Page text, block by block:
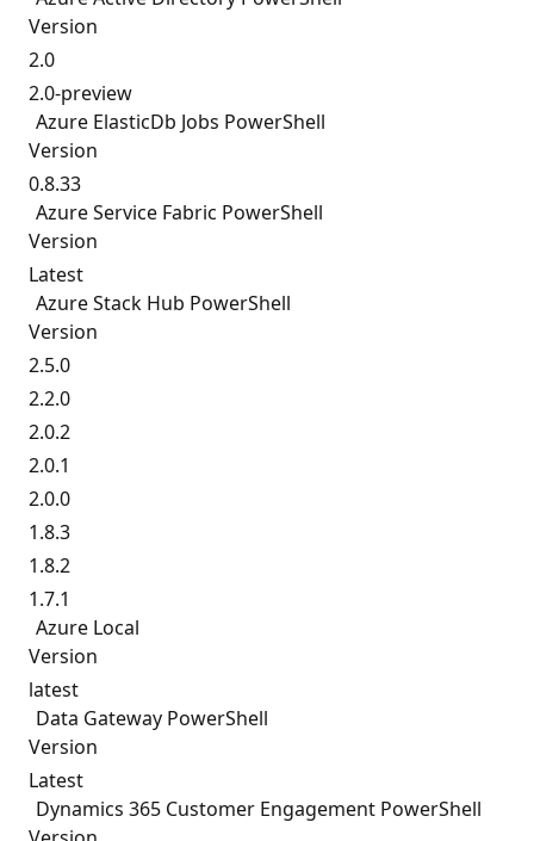
Version
2.0
2.0-preview
Azure ElasticDb Jobs PowerShell
Version
0.8.33
Azure Service Fabric PowerShell
Version
Latest
Azure Stack Hub PowerShell
Version
2.5.0
2.2.0
2.0.2
2.0.1
2.0.0
1.8.3
1.8.2
1.7.1
Azure Local
Version
latest
Data Gateway PowerShell
Version
Latest
Dynamics 365 Customer Engagement PowerShell